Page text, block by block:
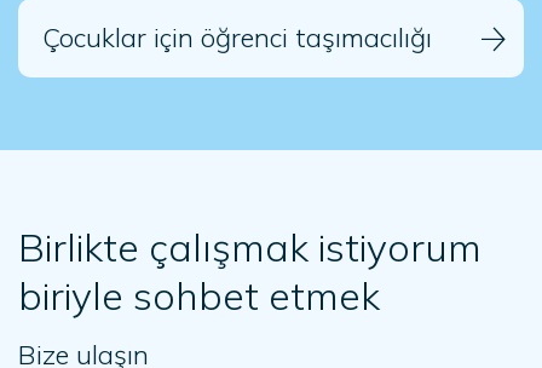
Çocuklar için öğrenci taşımacılığı
Birlikte çalışmak istiyorum
biriyle sohbet etmek
Bize ulaşın